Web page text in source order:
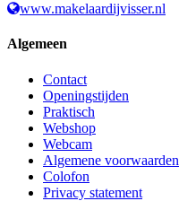
www.makelaardijvisser.nl
Algemeen
Contact
Openingstijden
Praktisch
Webshop
Webcam
Algemene voorwaarden
Colofon
Privacy statement